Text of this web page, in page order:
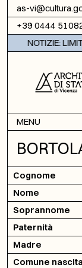
Vai al contenuto
as-
+39 0444
NOTIZIE:
MENU
Cognome
Nome
Soprannome
Paternità
Madre
Comune